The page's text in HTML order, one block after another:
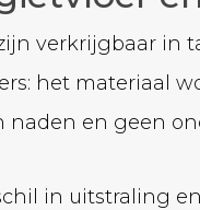
verkrijgbaar
het materiaal
naden en geen
in uitstraling